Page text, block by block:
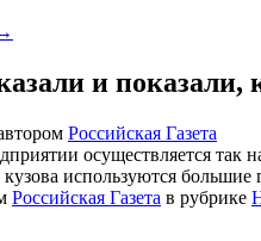
и показали,
Российская Газета
осуществляется так
используются
Российская Газета в рубрике